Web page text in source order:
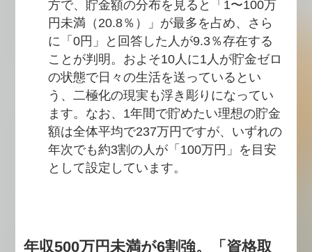
方で、貯金額の分布を見ると「1〜100万
円未満（20.8％）」が最多を占め、さら
に「0円」と回答した人が9.3％存在する
ことが判明。およそ10人に1人が貯金ゼロ
の状態で日々の生活を送っているとい
う、二極化の現実も浮き彫りになってい
ます。なお、1年間で貯めたい理想の貯金
額は全体平均で237万円ですが、いずれの
年次でも約3割の人が「100万円」を目安
として設定しています。
年収500万円未満が6割強。「資格取